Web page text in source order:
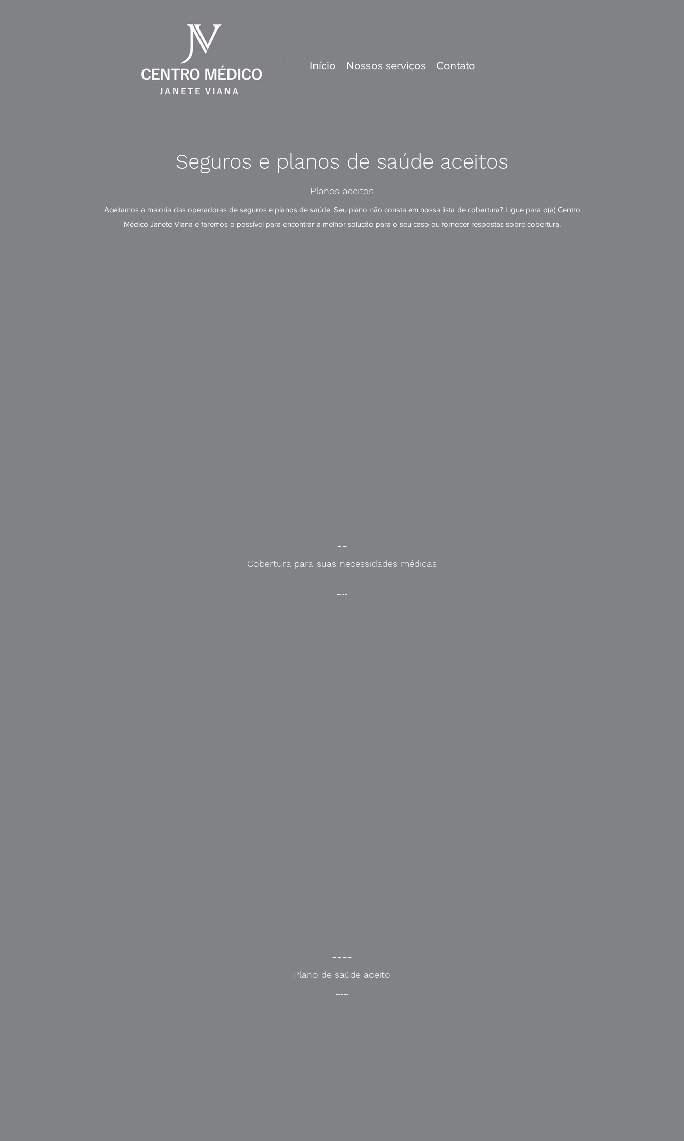
Início Nossos serviços Contato
Seguros e planos de saúde aceitos
Planos aceitos
Aceitamos a maioria das operadoras de seguros e planos de saúde. Seu plano não consta em nossa lista de cobertura? Ligue para o(a) Centro
Médico Janete Viana e faremos o possível para encontrar a melhor solução para o seu caso ou fornecer respostas sobre cobertura.
--
Cobertura para suas necessidades médicas
----
----
Plano de saúde aceito
-----